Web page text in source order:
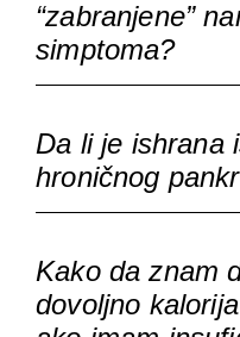
“zabranjene”
simptoma?
Da li je ishrana
hroničnog
Kako da znam
dovoljno